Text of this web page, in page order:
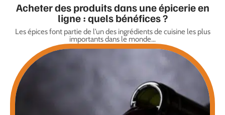
Acheter des produits dans une épicerie en
ligne : quels bénéfices ?
Les épices font partie de l’un des ingrédients de cuisine les plus
importants dans le monde…